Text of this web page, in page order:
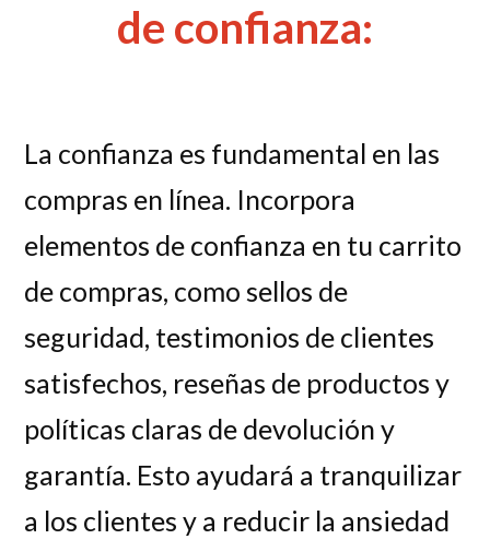
de confianza:
La confianza es fundamental en las
compras en línea. Incorpora
elementos de confianza en tu carrito
de compras, como sellos de
seguridad, testimonios de clientes
satisfechos, reseñas de productos y
políticas claras de devolución y
garantía. Esto ayudará a tranquilizar
a los clientes y a reducir la ansiedad